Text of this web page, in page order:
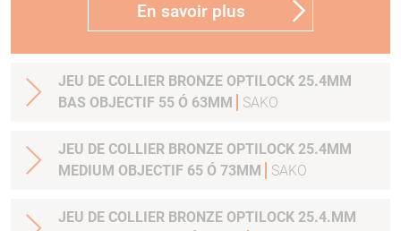
En savoir plus
JEU DE COLLIER BRONZE OPTILOCK 25.4MM
BAS OBJECTIF 55 Ó 63MM
SAKO
JEU DE COLLIER BRONZE OPTILOCK 25.4MM
MEDIUM OBJECTIF 65 Ó 73MM
SAKO
JEU DE COLLIER BRONZE OPTILOCK 25.4.MM